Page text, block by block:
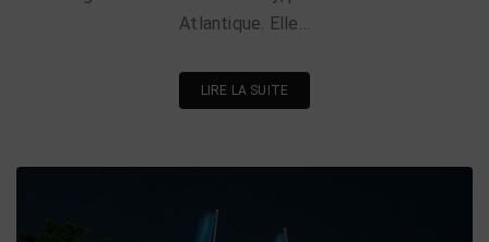
Atlantique. Elle…
LIRE LA SUITE